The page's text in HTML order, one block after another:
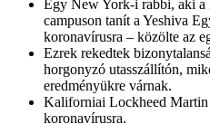
Egy New York-i rabbi, aki a
campuson tanít a Yeshiva
koronavírusra – közölte az
Ezrek rekedtek
horgonyzó utasszállítón,
eredményükre várnak.
Kaliforniai Lockheed Martin
koronavírusra.